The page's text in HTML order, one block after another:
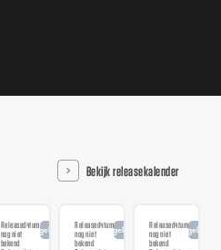
Bekijk releasekalender
Releasedatum
nog niet
bekend
AangekondigdReleasedatum
nog niet
bekend
AangekondigdReleasedatum
nog niet
bekend